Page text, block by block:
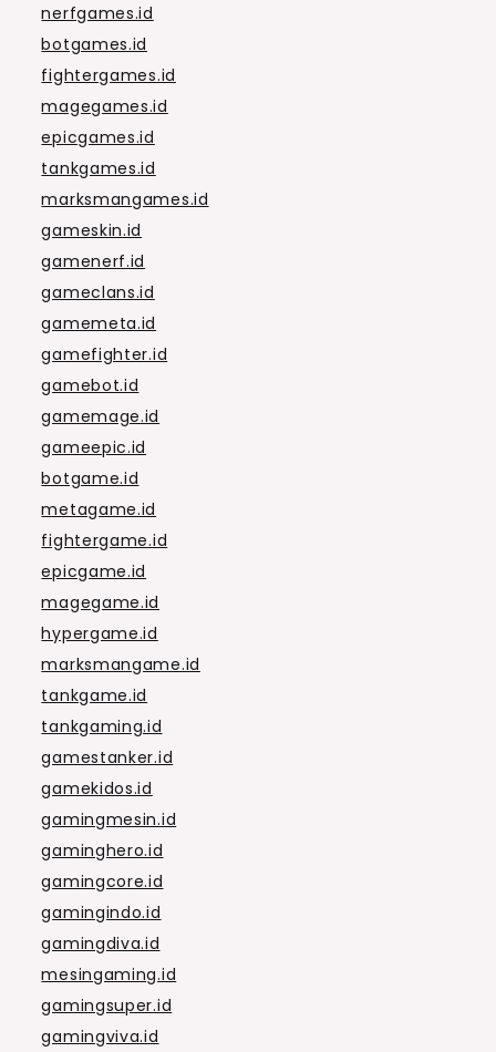
nerfgames.id
botgames.id
fightergames.id
magegames.id
epicgames.id
tankgames.id
marksmangames.id
gameskin.id
gamenerf.id
gameclans.id
gamemeta.id
gamefighter.id
gamebot.id
gamemage.id
gameepic.id
botgame.id
metagame.id
fightergame.id
epicgame.id
magegame.id
hypergame.id
marksmangame.id
tankgame.id
tankgaming.id
gamestanker.id
gamekidos.id
gamingmesin.id
gaminghero.id
gamingcore.id
gamingindo.id
gamingdiva.id
mesingaming.id
gamingsuper.id
gamingviva.id